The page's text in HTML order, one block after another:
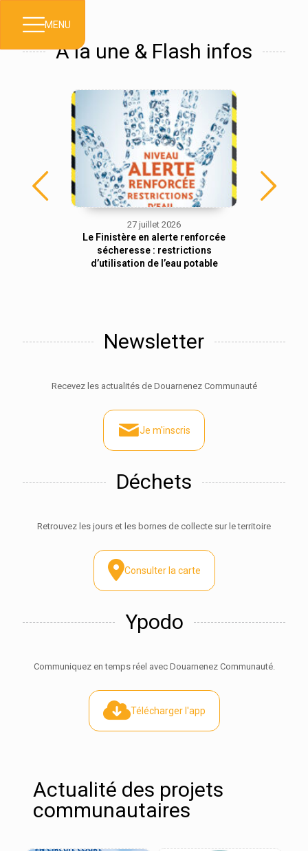
MENU
À la une & Flash infos
27 juillet 2026
Le Finistère en alerte renforcée
sécheresse : restrictions
d’utilisation de l’eau potable
Newsletter
Recevez les actualités de Douarnenez Communauté
Je m'inscris
Déchets
Retrouvez les jours et les bornes de collecte sur le territoire
Consulter la carte
Ypodo
Communiquez en temps réel avec Douarnenez Communauté.
Télécharger l'app
Actualité des projets
communautaires